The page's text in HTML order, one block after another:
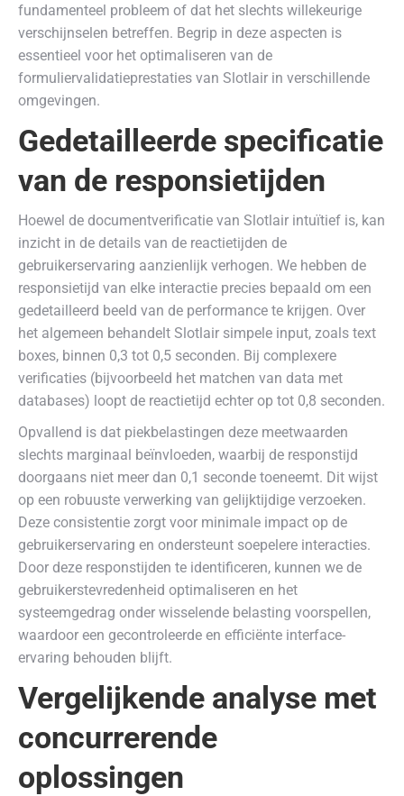
fundamenteel probleem of dat het slechts willekeurige
verschijnselen betreffen. Begrip in deze aspecten is
essentieel voor het optimaliseren van de
formuliervalidatieprestaties van Slotlair in verschillende
omgevingen.
Gedetailleerde specificatie
van de responsietijden
Hoewel de documentverificatie van Slotlair intuïtief is, kan
inzicht in de details van de reactietijden de
gebruikerservaring aanzienlijk verhogen. We hebben de
responsietijd van elke interactie precies bepaald om een
gedetailleerd beeld van de performance te krijgen. Over
het algemeen behandelt Slotlair simpele input, zoals text
boxes, binnen 0,3 tot 0,5 seconden. Bij complexere
verificaties (bijvoorbeeld het matchen van data met
databases) loopt de reactietijd echter op tot 0,8 seconden.
Opvallend is dat piekbelastingen deze meetwaarden
slechts marginaal beïnvloeden, waarbij de responstijd
doorgaans niet meer dan 0,1 seconde toeneemt. Dit wijst
op een robuuste verwerking van gelijktijdige verzoeken.
Deze consistentie zorgt voor minimale impact op de
gebruikerservaring en ondersteunt soepelere interacties.
Door deze responstijden te identificeren, kunnen we de
gebruikerstevredenheid optimaliseren en het
systeemgedrag onder wisselende belasting voorspellen,
waardoor een gecontroleerde en efficiënte interface-
ervaring behouden blijft.
Vergelijkende analyse met
concurrerende
oplossingen